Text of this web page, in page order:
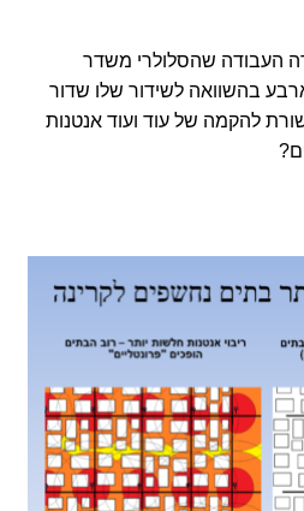
שהסלולרי משדר
לשידור שלו שדור
של עוד ועוד אנטנות